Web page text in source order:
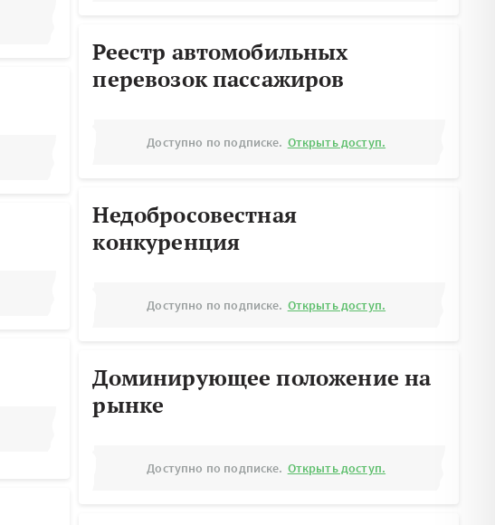
Реестр автомобильных
перевозок пассажиров
Доступно по подписке. Открыть доступ.
Недобросовестная
конкуренция
Доступно по подписке. Открыть доступ.
Доминирующее положение на
рынке
Доступно по подписке. Открыть доступ.